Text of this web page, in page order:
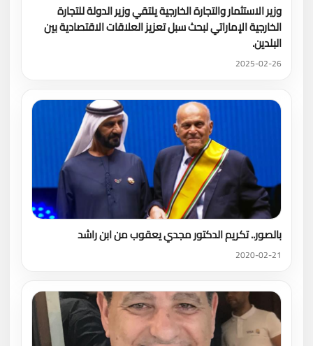
وزير الاستثمار والتجارة الخارجية يلتقي وزير الدولة للتجارة
الخارجية الإماراتي لبحث سبل تعزيز العلاقات الاقتصادية بين
البلدين.
2025-02-26
بالصور.. تكريم الدكتور مجدي يعقوب من ابن راشد
2020-02-21